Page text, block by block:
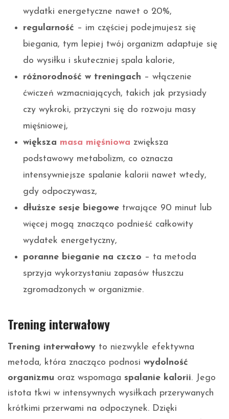
wydatki energetyczne nawet o 20%,
regularność – im częściej podejmujesz się
biegania, tym lepiej twój organizm adaptuje się
do wysiłku i skuteczniej spala kalorie,
różnorodność w treningach – włączenie
ćwiczeń wzmacniających, takich jak przysiady
czy wykroki, przyczyni się do rozwoju masy
mięśniowej,
większa masa mięśniowa zwiększa
podstawowy metabolizm, co oznacza
intensywniejsze spalanie kalorii nawet wtedy,
gdy odpoczywasz,
dłuższe sesje biegowe trwające 90 minut lub
więcej mogą znacząco podnieść całkowity
wydatek energetyczny,
poranne bieganie na czczo – ta metoda
sprzyja wykorzystaniu zapasów tłuszczu
zgromadzonych w organizmie.
Trening interwałowy
Trening interwałowy to niezwykle efektywna
metoda, która znacząco podnosi wydolność
organizmu oraz wspomaga spalanie kalorii. Jego
istota tkwi w intensywnych wysiłkach przerywanych
krótkimi przerwami na odpoczynek. Dzięki